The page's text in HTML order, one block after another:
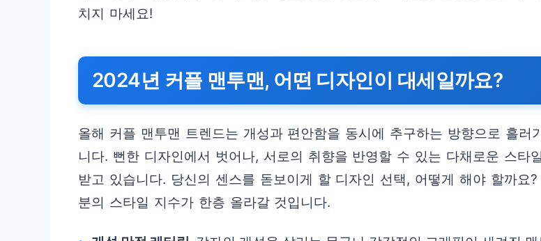
치지 마세요!
2024년 커플 맨투맨, 어떤 디자인이 대세일까요?
올해 커플 맨투맨 트렌드는 개성과 편안함을 동시에 추구하는 방향으로 흘러
니다. 뻔한 디자인에서 벗어나, 서로의 취향을 반영할 수 있는 다채로운 스타
받고 있습니다. 당신의 센스를 돋보이게 할 디자인 선택, 어떻게 해야 할까요?
분의 스타일 지수가 한층 올라갈 것입니다.